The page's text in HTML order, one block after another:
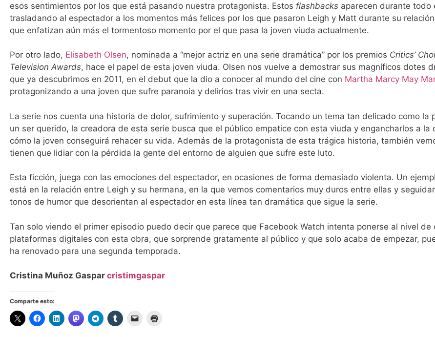
esos sentimientos por los que está pasando nuestra protagonista. Estos flashbacks aparecen durante todo
trasladando al espectador a los momentos más felices por los que pasaron Leigh y Matt durante su
que enfatizan aún más el tormentoso momento por el que pasa la joven viuda actualmente.
Por otro lado, Elisabeth Olsen, nominada a “mejor actriz en una serie dramática” por los premios Critics’
Television Awards, hace el papel de esta joven viuda. Olsen nos vuelve a demostrar sus magníficos dotes
que ya descubrimos en 2011, en el debut que la dio a conocer al mundo del cine con Martha Marcy May
protagonizando a una joven que sufre paranoia y delirios tras vivir en una secta.
La serie nos cuenta una historia de dolor, sufrimiento y superación. Tocando un tema tan delicado como la
un ser querido, la creadora de esta serie busca que el público empatice con esta viuda y engancharlos a la
cómo la joven conseguirá rehacer su vida. Además de la protagonista de esta trágica historia, también
tienen que lidiar con la pérdida la gente del entorno de alguien que sufre este luto.
Esta ficción, juega con las emociones del espectador, en ocasiones de forma demasiado violenta. Un
está en la relación entre Leigh y su hermana, en la que vemos comentarios muy duros entre ellas y
tonos de humor que desorientan al espectador en esta línea tan dramática que sigue la serie.
Tan solo viendo el primer episodio puedo decir que parece que Facebook Watch intenta ponerse al nivel de
plataformas digitales con esta obra, que sorprende gratamente al público y que solo acaba de empezar,
ha renovado para una segunda temporada.
Cristina Muñoz Gaspar cristimgaspar
Comparte esto: